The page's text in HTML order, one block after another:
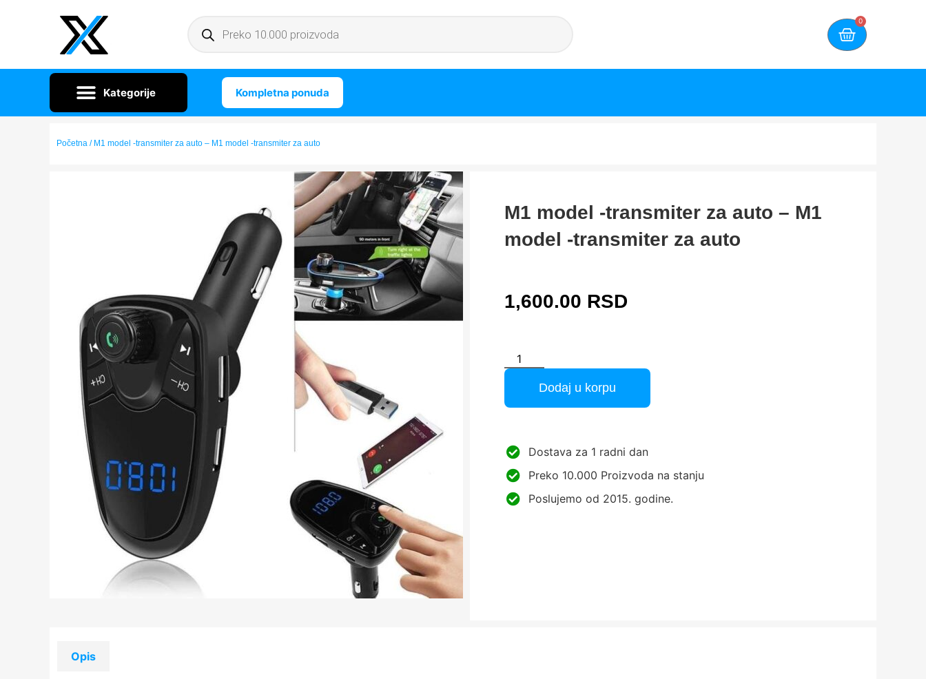
0
Kompletna ponuda
Početna / M1 model -transmiter za auto – M1 model -transmiter za auto
M1 model -transmiter za auto – M1
model -transmiter za auto
1,600.00 RSD
Dodaj u korpu
Dostava za 1 radni dan
Preko 10.000 Proizvoda na stanju
Poslujemo od 2015. godine.
Opis